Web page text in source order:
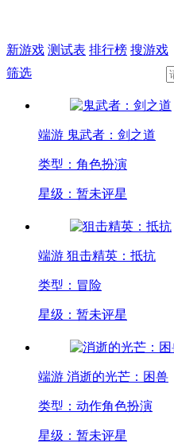
新游戏 测试表 排行榜 搜游戏
筛选
端游 鬼武者：剑之道
类型：角色扮演
星级：暂未评星
端游 狙击精英：抵抗
类型：冒险
星级：暂未评星
端游 消逝的光芒：困兽
类型：动作角色扮演
星级：暂未评星